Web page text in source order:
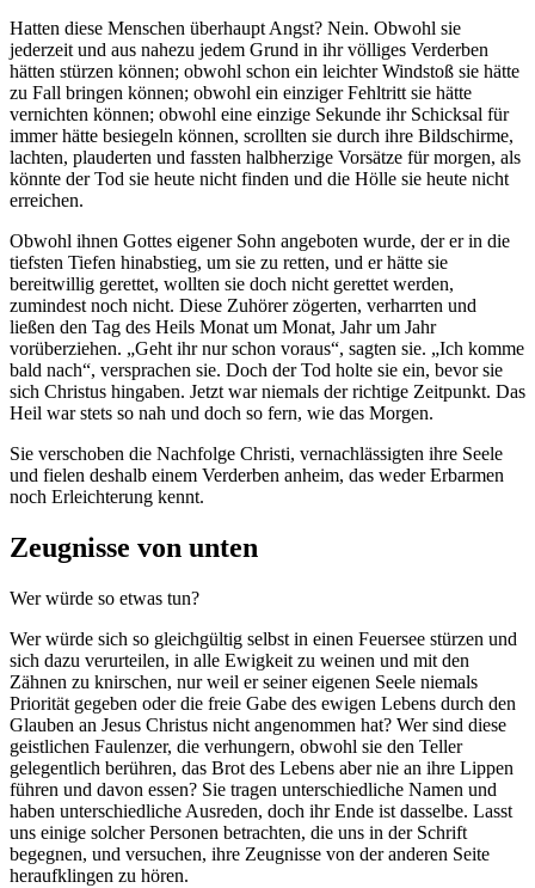
Hatten diese Menschen überhaupt Angst? Nein. Obwohl sie
jederzeit und aus nahezu jedem Grund in ihr völliges Verderben
hätten stürzen können; obwohl schon ein leichter Windstoß sie hätte
zu Fall bringen können; obwohl ein einziger Fehltritt sie hätte
vernichten können; obwohl eine einzige Sekunde ihr Schicksal für
immer hätte besiegeln können, scrollten sie durch ihre Bildschirme,
lachten, plauderten und fassten halbherzige Vorsätze für morgen, als
könnte der Tod sie heute nicht finden und die Hölle sie heute nicht
erreichen.
Obwohl ihnen Gottes eigener Sohn angeboten wurde, der er in die
tiefsten Tiefen hinabstieg, um sie zu retten, und er hätte sie
bereitwillig gerettet, wollten sie doch nicht gerettet werden,
zumindest noch nicht. Diese Zuhörer zögerten, verharrten und
ließen den Tag des Heils Monat um Monat, Jahr um Jahr
vorüberziehen. „Geht ihr nur schon voraus“, sagten sie. „Ich komme
bald nach“, versprachen sie. Doch der Tod holte sie ein, bevor sie
sich Christus hingaben. Jetzt war niemals der richtige Zeitpunkt. Das
Heil war stets so nah und doch so fern, wie das Morgen.
Sie verschoben die Nachfolge Christi, vernachlässigten ihre Seele
und fielen deshalb einem Verderben anheim, das weder Erbarmen
noch Erleichterung kennt.
Zeugnisse von unten
Wer würde so etwas tun?
Wer würde sich so gleichgültig selbst in einen Feuersee stürzen und
sich dazu verurteilen, in alle Ewigkeit zu weinen und mit den
Zähnen zu knirschen, nur weil er seiner eigenen Seele niemals
Priorität gegeben oder die freie Gabe des ewigen Lebens durch den
Glauben an Jesus Christus nicht angenommen hat? Wer sind diese
geistlichen Faulenzer, die verhungern, obwohl sie den Teller
gelegentlich berühren, das Brot des Lebens aber nie an ihre Lippen
führen und davon essen? Sie tragen unterschiedliche Namen und
haben unterschiedliche Ausreden, doch ihr Ende ist dasselbe. Lasst
uns einige solcher Personen betrachten, die uns in der Schrift
begegnen, und versuchen, ihre Zeugnisse von der anderen Seite
heraufklingen zu hören.